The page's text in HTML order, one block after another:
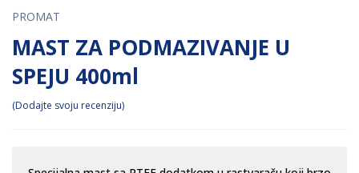
PROMAT
MAST ZA PODMAZIVANJE U
SPEJU 400ml
Dodajte svoju recenziju